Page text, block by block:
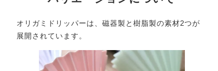
オリガミドリッパーは、磁器製と樹脂製の素材2つが
展開されています。